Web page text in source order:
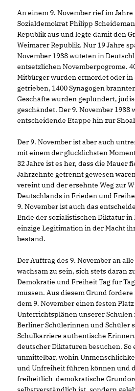
An einem 9. November rief im Jahre
Sozialdemokrat Philipp
Republik aus und legte damit den
Weimarer Republik. Nur 19 Jahre
November 1938 wüteten in
entsetzlichen Novemberpogrome.
Mitbürger wurden ermordet oder in
getrieben, 1400 Synagogen
Geschäfte wurden geplündert,
geschändet. Der 9. November 1938
entscheidende Etappe hin zur
Der 9. November ist aber auch
mit einem der glücklichsten
32 Jahre ist es her, dass die Mauer
Jahrzehnte getrennt gewesen
vereint und der ersehnte Weg zur
Deutschlands in Frieden und
9. November ist auch das
Ende der sozialistischen Diktatur
einzige Legitimation in der Macht
bestand.
Der Auftrag des 9. November an
wachsam zu sein, sich stets daran
Demokratie und Freiheit Tag für
müssen. Aus diesem Grund fordere
dem 9. November einen festen
Unterrichtsplänen unserer Schulen
Berliner Schülerinnen und Schüler
Schulkarriere authentische
deutscher Diktaturen besuchen. So
unmittelbar, wohin
und Unfreiheit führen können und
freiheitlich-demokratische